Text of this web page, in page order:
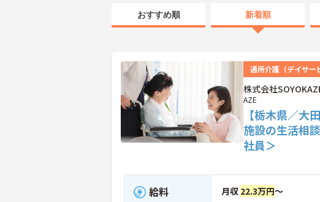
おすすめ順 新着順
通所介護（デイサー
株式会社
AZE
【栃木県／
施設の生活相
社員＞
給料 月収 22.3万円～